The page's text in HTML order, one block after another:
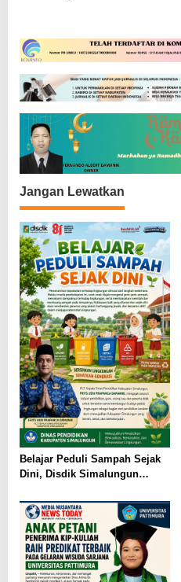
s
i
p
o
s
Jangan Lewatkan
Belajar Peduli Sampah Sejak
Dini, Disdik Simalungun
Berwawasan Lingkungan